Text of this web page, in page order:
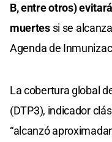
B, entre otros)
muertessi se
Agenda de
La cobertura global
(DTP3), indicador
“alcanzó